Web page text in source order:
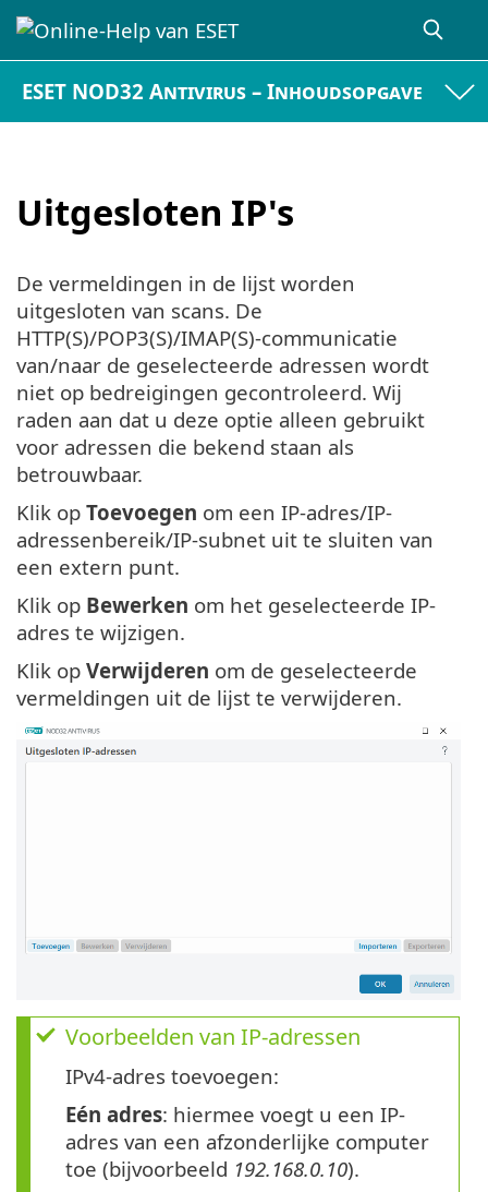
ESET NOD32 Antivirus – Inhoudsopgave
Uitgesloten IP's
De vermeldingen in de lijst worden
uitgesloten van scans. De
HTTP(S)/POP3(S)/IMAP(S)-communicatie
van/naar de geselecteerde adressen wordt
niet op bedreigingen gecontroleerd. Wij
raden aan dat u deze optie alleen gebruikt
voor adressen die bekend staan als
betrouwbaar.
Klik op Toevoegen om een IP-adres/IP-
adressenbereik/IP-subnet uit te sluiten van
een extern punt.
Klik op Bewerken om het geselecteerde IP-
adres te wijzigen.
Klik op Verwijderen om de geselecteerde
vermeldingen uit de lijst te verwijderen.
Voorbeelden van IP-adressen
IPv4-adres toevoegen:
Eén adres: hiermee voegt u een IP-
adres van een afzonderlijke computer
toe (bijvoorbeeld 192.168.0.10).